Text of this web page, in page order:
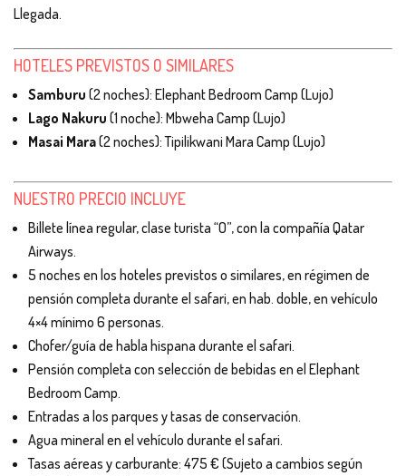
Llegada.
HOTELES PREVISTOS O SIMILARES
Samburu (2 noches): Elephant Bedroom Camp (Lujo)
Lago Nakuru (1 noche): Mbweha Camp (Lujo)
Masai Mara(2 noches): Tipilikwani Mara Camp (Lujo)
NUESTRO PRECIO INCLUYE
Billete línea regular, clase turista “O”, con la compañía Qatar
Airways.
5 noches en los hoteles previstos o similares, en régimen de
pensión completa durante el safari, en hab. doble, en vehículo
4×4 mínimo 6 personas.
Chofer/guía de habla hispana durante el safari.
Pensión completa con selección de bebidas en el Elephant
Bedroom Camp.
Entradas a los parques y tasas de conservación.
Agua mineral en el vehículo durante el safari.
Tasas aéreas y carburante: 475 € (Sujeto a cambios según